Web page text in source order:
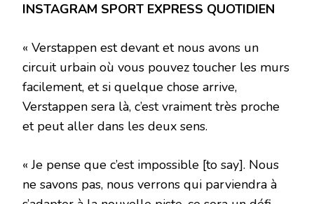
INSTAGRAM SPORT EXPRESS QUOTIDIEN
« Verstappen est devant et nous avons un
circuit urbain où vous pouvez toucher les murs
facilement, et si quelque chose arrive,
Verstappen sera là, c’est vraiment très proche
et peut aller dans les deux sens.
« Je pense que c’est impossible [to say]. Nous
ne savons pas, nous verrons qui parviendra à